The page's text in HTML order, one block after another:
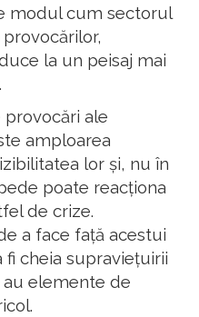
modul cum sectorul
la un peisaj mai
ale
amploarea
lor și, nu în
poate reacționa
de crize.
a face față acestui
cheia supraviețuirii
au elemente de